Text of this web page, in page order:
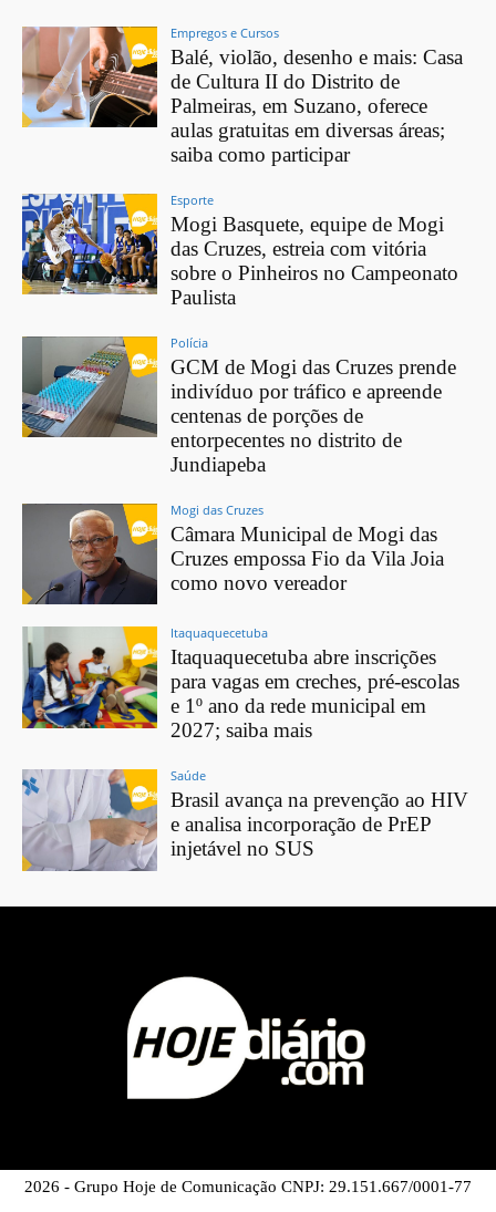
Empregos e Cursos
Balé, violão, desenho e mais: Casa
de Cultura II do Distrito de
Palmeiras, em Suzano, oferece
aulas gratuitas em diversas áreas;
saiba como participar
Esporte
Mogi Basquete, equipe de Mogi
das Cruzes, estreia com vitória
sobre o Pinheiros no Campeonato
Paulista
Polícia
GCM de Mogi das Cruzes prende
indivíduo por tráfico e apreende
centenas de porções de
entorpecentes no distrito de
Jundiapeba
Mogi das Cruzes
Câmara Municipal de Mogi das
Cruzes empossa Fio da Vila Joia
como novo vereador
Itaquaquecetuba
Itaquaquecetuba abre inscrições
para vagas em creches, pré-escolas
e 1º ano da rede municipal em
2027; saiba mais
Saúde
Brasil avança na prevenção ao HIV
e analisa incorporação de PrEP
injetável no SUS
2026 - Grupo Hoje de Comunicação CNPJ: 29.151.667/0001-77